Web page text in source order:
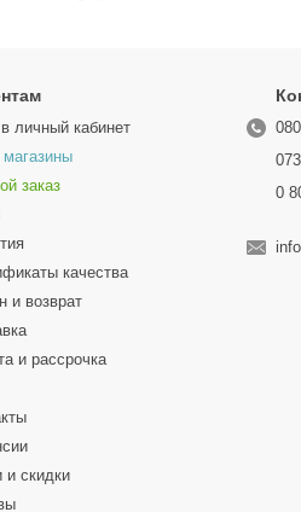
личный кабинет
заказ
качества
и возврат
и рассрочка
и скидки
0